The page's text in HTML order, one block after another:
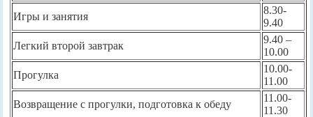
Игры и занятия
8.30-
9.40
Легкий второй завтрак
9.40 –
10.00
Прогулка
10.00-
11.00
Возвращение с прогулки, подготовка к обеду
11.00-
11.30